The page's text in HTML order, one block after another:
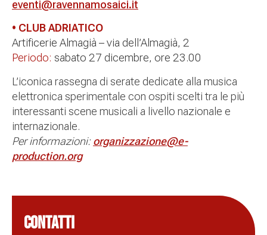
eventi@ravennamosaici.it
• CLUB ADRIATICO
Artificerie Almagià – via dell’Almagià, 2
Periodo: sabato 27 dicembre, ore 23.00
L’iconica rassegna di serate dedicate alla musica
elettronica sperimentale con ospiti scelti tra le più
interessanti scene musicali a livello nazionale e
internazionale.
Per informazioni:organizzazione@e-
production.org
CONTATTI